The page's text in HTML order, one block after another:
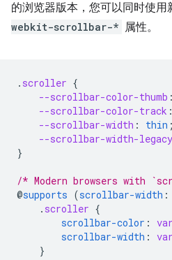
的浏览器版本，您可以同时使用
webkit-scrollbar-* 属性。
. scroller {
--scrollbar-color-thumb :
--scrollbar-color-track :
--scrollbar-width : thin ;
--scrollbar-width-legacy
}
/* Modern browsers with
@supports (scrollbar-width :
. scroller {
scrollbar-color : var
scrollbar-width : var
}